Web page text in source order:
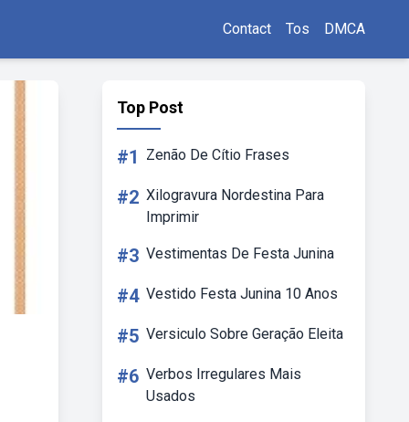
Contact Tos DMCA
Top Post
#1 Zenão De Cítio Frases
#2 Xilogravura Nordestina Para
Imprimir
#3 Vestimentas De Festa Junina
#4 Vestido Festa Junina 10 Anos
#5 Versiculo Sobre Geração Eleita
#6 Verbos Irregulares Mais
Usados